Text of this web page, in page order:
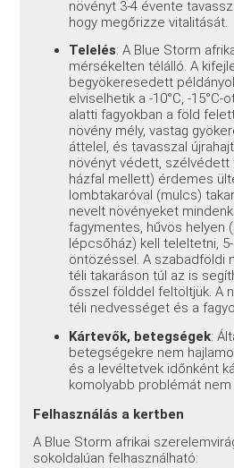
növényt 3-4 évente
hogy megőrizze vitalitását.
Telelés: A Blue Storm
mérsékelten télálló. A
begyökeresedett
elviselhetik a -10°C, -15°C-
alatti fagyokban a föld
növény mély, vastag
áttelel, és tavasszal
növényt védett, szélvédett
házfal mellett) érdemes
lombtakaróval (mulcs)
nevelt növényeket
fagymentes, hűvös helyen
lépcsőház) kell teleltetni,
öntözéssel. A szabadföldi
téli takaráson túl az is
ősszel földdel feltöltjük. A
téli nedvességet és a
Kártevők, betegségek:
betegségekre nem
és a levéltetvek időnként
komolyabb problémát nem
Felhasználás a kertben
A Blue Storm afrikai
sokoldalúan felhasználható: